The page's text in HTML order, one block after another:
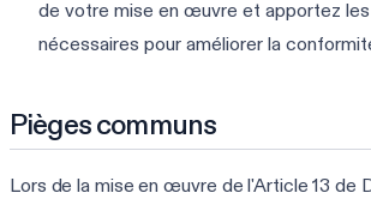
de votre mise en œuvre et apportez
nécessaires pour améliorer la
Pièges communs
Lors de la mise en œuvre de l'Article 13 de